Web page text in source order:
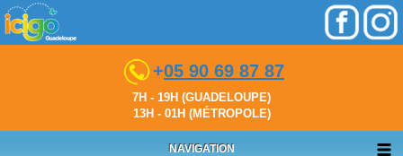
+05 90 69 87 87
7H - 19H (GUADELOUPE)
13H - 01H (MÉTROPOLE)
NAVIGATION